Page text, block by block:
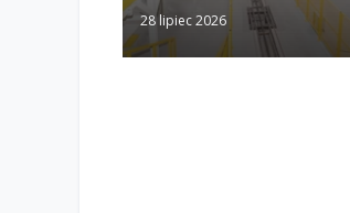
28 lipiec 2026